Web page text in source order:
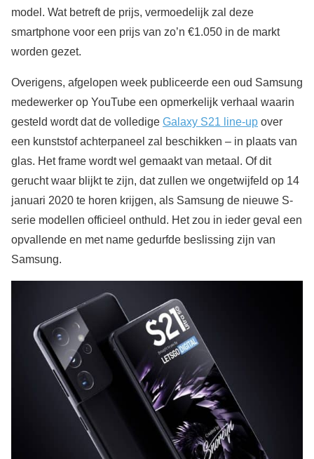
model. Wat betreft de prijs, vermoedelijk zal deze
smartphone voor een prijs van zo’n €1.050 in de markt
worden gezet.
Overigens, afgelopen week publiceerde een oud Samsung
medewerker op YouTube een opmerkelijk verhaal waarin
gesteld wordt dat de volledige Galaxy S21 line-up over
een kunststof achterpaneel zal beschikken – in plaats van
glas. Het frame wordt wel gemaakt van metaal. Of dit
gerucht waar blijkt te zijn, dat zullen we ongetwijfeld op 14
januari 2020 te horen krijgen, als Samsung de nieuwe S-
serie modellen officieel onthuld. Het zou in ieder geval een
opvallende en met name gedurfde beslissing zijn van
Samsung.